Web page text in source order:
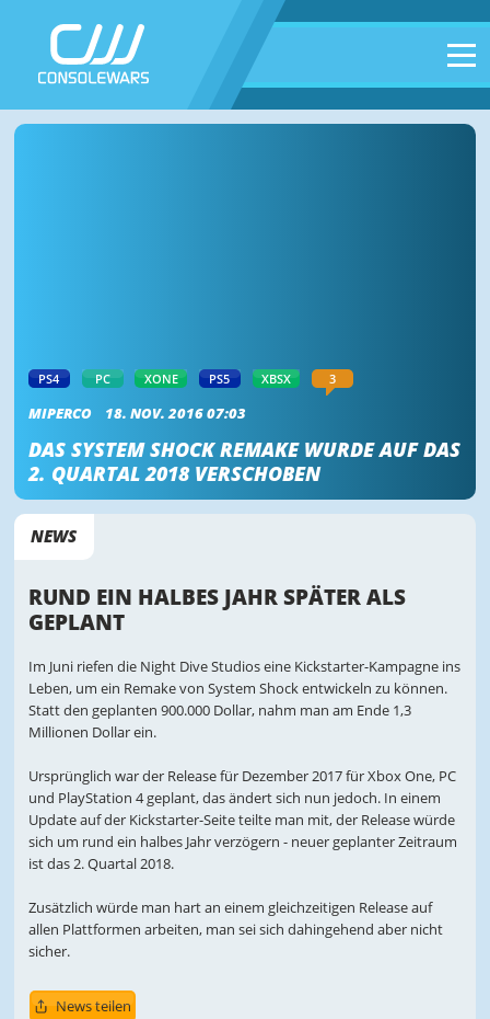
PS4 PC XONE PS5 XBSX 3
MIPERCO 18. NOV. 2016 07:03
DAS SYSTEM SHOCK REMAKE WURDE AUF DAS
2. QUARTAL 2018 VERSCHOBEN
NEWS
RUND EIN HALBES JAHR SPÄTER ALS
GEPLANT
Im Juni riefen die Night Dive Studios eine Kickstarter-Kampagne ins
Leben, um ein Remake von System Shock entwickeln zu können.
Statt den geplanten 900.000 Dollar, nahm man am Ende 1,3
Millionen Dollar ein.
Ursprünglich war der Release für Dezember 2017 für Xbox One, PC
und PlayStation 4 geplant, das ändert sich nun jedoch. In einem
Update auf der Kickstarter-Seite teilte man mit, der Release würde
sich um rund ein halbes Jahr verzögern - neuer geplanter Zeitraum
ist das 2. Quartal 2018.
Zusätzlich würde man hart an einem gleichzeitigen Release auf
allen Plattformen arbeiten, man sei sich dahingehend aber nicht
sicher.
News teilen